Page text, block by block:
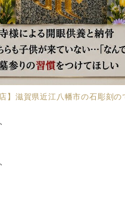
】滋賀県近江八幡市の石彫刻ので